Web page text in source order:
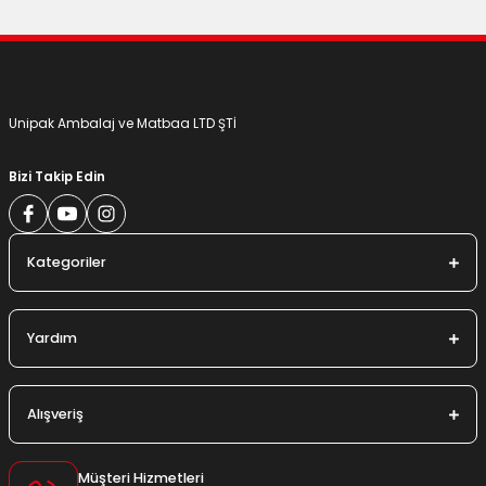
Unipak Ambalaj ve Matbaa LTD ŞTİ
Bizi Takip Edin
Kategoriler
Yardım
Alışveriş
Müşteri Hizmetleri